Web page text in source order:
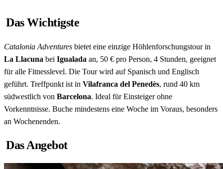
Das Wichtigste
Catalonia Adventures bietet eine einzige Höhlenforschungstour in
La Llacuna bei Igualada an, 50 € pro Person, 4 Stunden, geeignet
für alle Fitnesslevel. Die Tour wird auf Spanisch und Englisch
geführt. Treffpunkt ist in Vilafranca del Penedès, rund 40 km
südwestlich von Barcelona. Ideal für Einsteiger ohne
Vorkenntnisse. Buche mindestens eine Woche im Voraus, besonders
an Wochenenden.
Das Angebot